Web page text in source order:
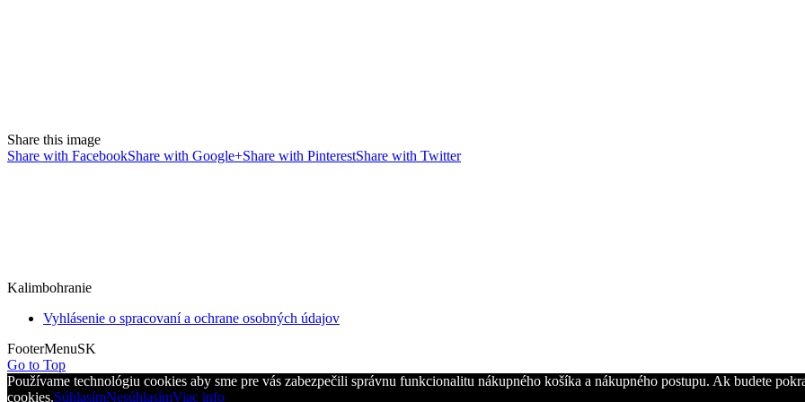
Share this image
Share with FacebookShare with Google+Share with PinterestShare with Twitter
Kalimbohranie
Vyhlásenie o spracovaní a ochrane osobných údajov
FooterMenuSK
Go to Top
Používame technológiu cookies aby sme pre vás zabezpečili správnu funkcionalitu nákupného košíka a nákupného postupu. Ak budete
cookies.SúhlasímNesúhlasímViac info